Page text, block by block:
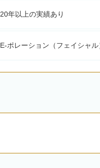
20年以上の実績あり
E-ポレーション（フェイシャ